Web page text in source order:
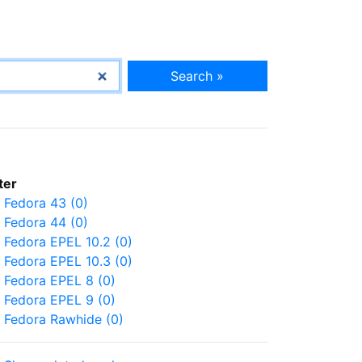
Search »
Fedora 43 (0)
Fedora 44 (0)
Fedora EPEL 10.2 (0)
Fedora EPEL 10.3 (0)
Fedora EPEL 8 (0)
Fedora EPEL 9 (0)
Fedora Rawhide (0)